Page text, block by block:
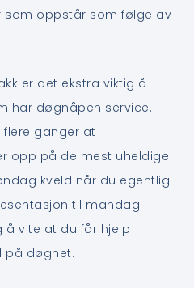
oppstår som følge av
er det ekstra viktig å
har døgnåpen service.
ganger at
opp på de mest uheldige
kveld når du egentlig
til mandag
å vite at du får hjelp
på døgnet.